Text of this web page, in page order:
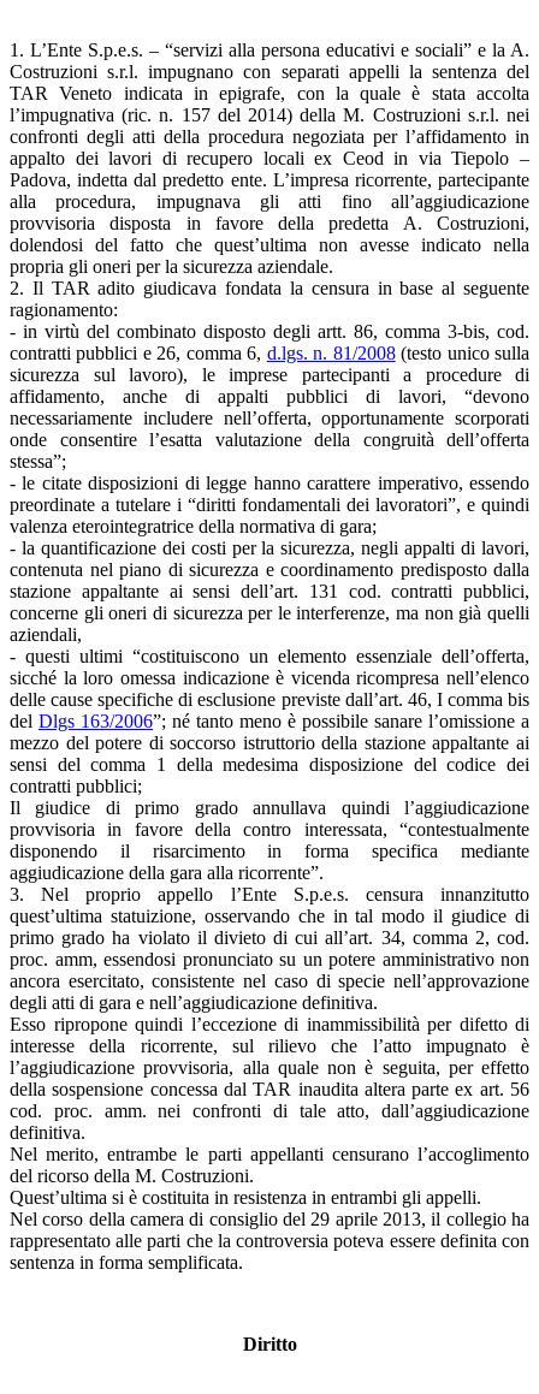
1. L’Ente S.p.e.s. – “servizi alla persona educativi e sociali” e la A.
Costruzioni s.r.l. impugnano con separati appelli la sentenza del
TAR Veneto indicata in epigrafe, con la quale è stata accolta
l’impugnativa (ric. n. 157 del 2014) della M. Costruzioni s.r.l. nei
confronti degli atti della procedura negoziata per l’affidamento in
appalto dei lavori di recupero locali ex Ceod in via Tiepolo –
Padova, indetta dal predetto ente. L’impresa ricorrente, partecipante
alla procedura, impugnava gli atti fino all’aggiudicazione
provvisoria disposta in favore della predetta A. Costruzioni,
dolendosi del fatto che quest’ultima non avesse indicato nella
propria gli oneri per la sicurezza aziendale.
2. Il TAR adito giudicava fondata la censura in base al seguente
ragionamento:
- in virtù del combinato disposto degli artt. 86, comma 3-bis, cod.
contratti pubblici e 26, comma 6, d.lgs. n. 81/2008(testo unico sulla
sicurezza sul lavoro), le imprese partecipanti a procedure di
affidamento, anche di appalti pubblici di lavori, “devono
necessariamente includere nell’offerta, opportunamente scorporati
onde consentire l’esatta valutazione della congruità dell’offerta
stessa”;
- le citate disposizioni di legge hanno carattere imperativo, essendo
preordinate a tutelare i “diritti fondamentali dei lavoratori”, e quindi
valenza eterointegratrice della normativa di gara;
- la quantificazione dei costi per la sicurezza, negli appalti di lavori,
contenuta nel piano di sicurezza e coordinamento predisposto dalla
stazione appaltante ai sensi dell’art. 131 cod. contratti pubblici,
concerne gli oneri di sicurezza per le interferenze, ma non già quelli
aziendali,
- questi ultimi “costituiscono un elemento essenziale dell’offerta,
sicché la loro omessa indicazione è vicenda ricompresa nell’elenco
delle cause specifiche di esclusione previste dall’art. 46, I comma bis
del Dlgs 163/2006”; né tanto meno è possibile sanare l’omissione a
mezzo del potere di soccorso istruttorio della stazione appaltante ai
sensi del comma 1 della medesima disposizione del codice dei
contratti pubblici;
Il giudice di primo grado annullava quindi l’aggiudicazione
provvisoria in favore della contro interessata, “contestualmente
disponendo il risarcimento in forma specifica mediante
aggiudicazione della gara alla ricorrente”.
3. Nel proprio appello l’Ente S.p.e.s. censura innanzitutto
quest’ultima statuizione, osservando che in tal modo il giudice di
primo grado ha violato il divieto di cui all’art. 34, comma 2, cod.
proc. amm, essendosi pronunciato su un potere amministrativo non
ancora esercitato, consistente nel caso di specie nell’approvazione
degli atti di gara e nell’aggiudicazione definitiva.
Esso ripropone quindi l’eccezione di inammissibilità per difetto di
interesse della ricorrente, sul rilievo che l’atto impugnato è
l’aggiudicazione provvisoria, alla quale non è seguita, per effetto
della sospensione concessa dal TAR inaudita altera parte ex art. 56
cod. proc. amm. nei confronti di tale atto, dall’aggiudicazione
definitiva.
Nel merito, entrambe le parti appellanti censurano l’accoglimento
del ricorso della M. Costruzioni.
Quest’ultima si è costituita in resistenza in entrambi gli appelli.
Nel corso della camera di consiglio del 29 aprile 2013, il collegio ha
rappresentato alle parti che la controversia poteva essere definita con
sentenza in forma semplificata.
Diritto